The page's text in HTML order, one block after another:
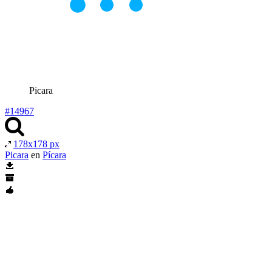
Picara
#14967
178x178 px
Picara en Pícara